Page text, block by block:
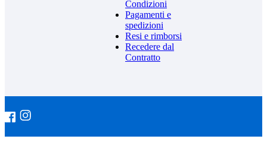
Condizioni
Pagamenti e
spedizioni
Resi e rimborsi
Recedere dal
Contratto